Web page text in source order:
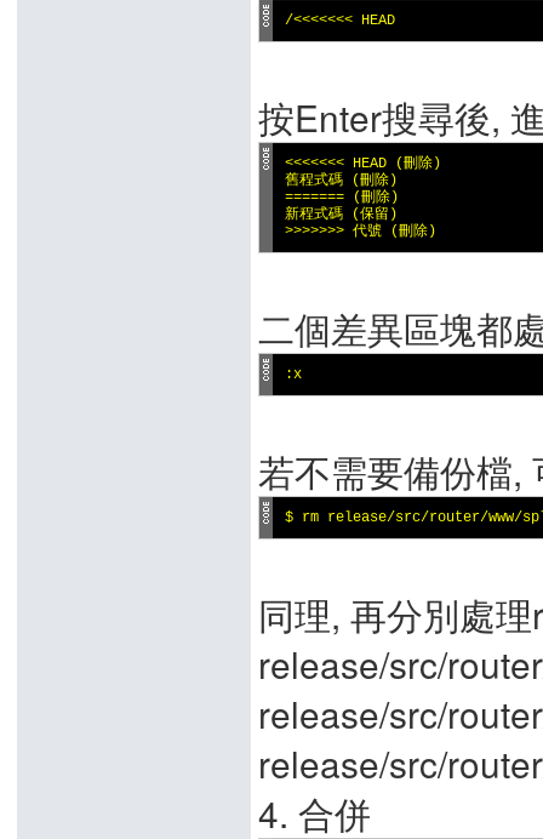
/<<<<<<< HEAD
按Enter搜尋後,
<<<<<<< HEAD (刪除)
舊程式碼 (刪除)
======= (刪除)
新程式碼 (保留)
>>>>>>> 代號 (刪除)
二個差異區塊都
:x
若不需要備份檔,
$ rm release/src/router/www/
同理, 再分別處
release/src/
release/src/
release/src/
4. 合併